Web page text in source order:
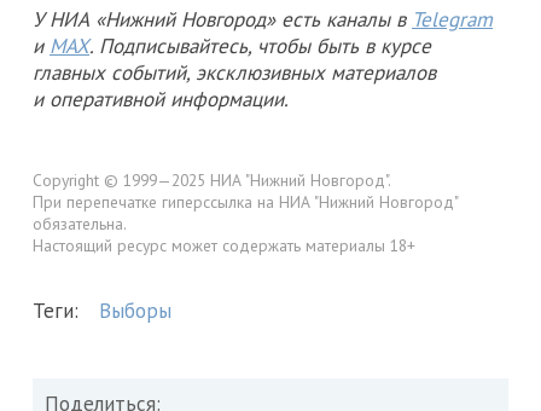
У НИА «Нижний Новгород» есть каналы в Telegram
и MAX. Подписывайтесь, чтобы быть в курсе
главных событий, эксклюзивных материалов
и оперативной информации.
Copyright © 1999—2025 НИА "Нижний Новгород".
При перепечатке гиперссылка на НИА "Нижний Новгород"
обязательна.
Настоящий ресурс может содержать материалы 18+
Теги: Выборы
Поделиться: